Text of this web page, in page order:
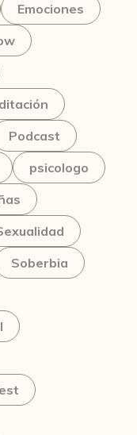
Emociones
Podcast
psicologo
Soberbia